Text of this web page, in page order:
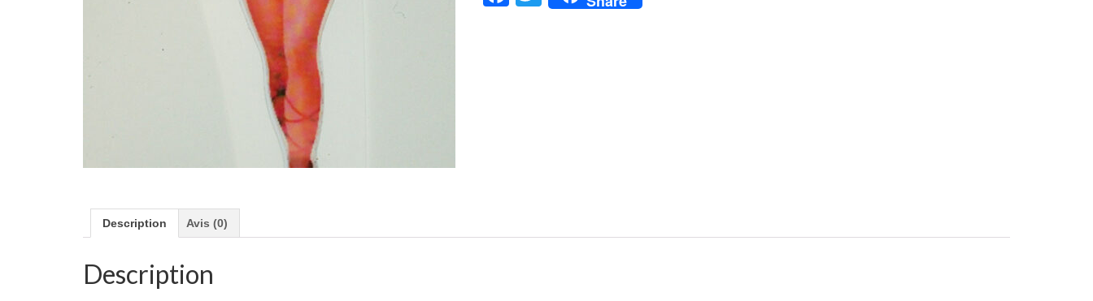
Description Avis (0)
Description